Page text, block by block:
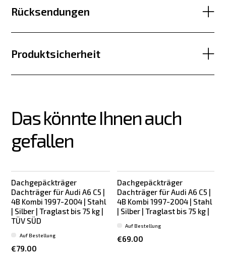
Rücksendungen
Produktsicherheit
Das könnte Ihnen auch
gefallen
Dachgepäckträger
Dachträger für Audi A6 C5 |
4B Kombi 1997-2004 | Stahl
| Silber | Traglast bis 75 kg |
TÜV SÜD
€79.00
Auf Bestellung
Dachgepäckträger
Dachträger für Audi A6 C5 |
4B Kombi 1997-2004 | Stahl
| Silber | Traglast bis 75 kg |
€69.00
Auf Bestellung